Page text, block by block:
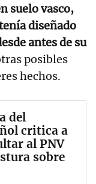
suelo vasco,
diseñado
antes de su
posibles
hechos.
del
critica a
al PNV
sobre